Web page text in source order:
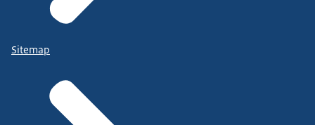
Sitemap